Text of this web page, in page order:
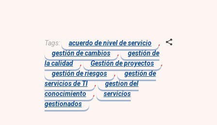
Tags: acuerdo de nivel de servicio
,
gestión de cambios
,
gestión de
la calidad
, Gestión de proyectos
,
gestión de riesgos
,
gestión de
servicios de TI
,
gestion del
conocimiento
,
servicios
gestionados